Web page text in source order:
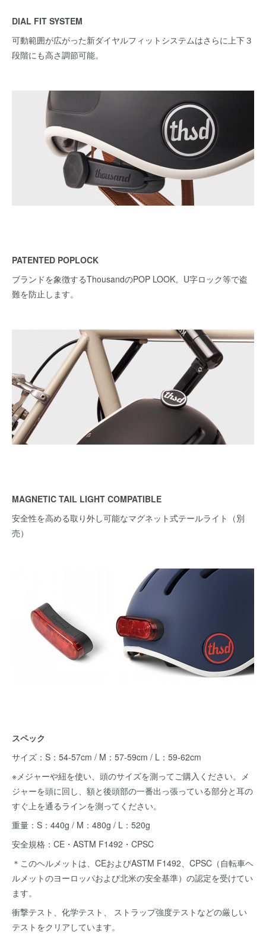
DIAL FIT SYSTEM
可動範囲が広がった新ダイヤルフィットシステムはさらに上下３
段階にも高さ調節可能。
PATENTED POPLOCK
ブランドを象徴するThousandのPOP LOOK。U字ロック等で盗
難を防止します。
MAGNETIC TAIL LIGHT COMPATIBLE
安全性を高める取り外し可能なマグネット式テールライト（別
売）
スペック
サイズ：S：54-57cm / M：57-59cm / L：59-62cm
※メジャーや紐を使い、頭のサイズを測ってご購入ください。メ
ジャーを頭に回し、額と後頭部の一番出っ張っている部分と耳の
すぐ上を通るラインを測ってください。
重量：S：440g / M：480g / L：520g
安全規格：CE・ASTM F1492・CPSC
＊このヘルメットは、CEおよびASTM F1492、CPSC（自転車ヘ
ルメットのヨーロッパおよび北米の安全基準）の認定を受けてい
ます。
衝撃テスト、化学テスト、 ストラップ強度テストなどの厳しい
テストをクリアしています。